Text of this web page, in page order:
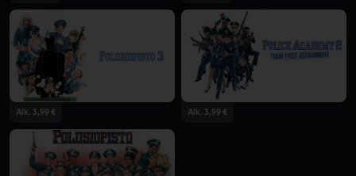
Alk. 3,99 € Alk. 3,99 €